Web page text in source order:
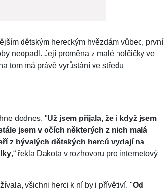
dětským hereckým hvězdám vůbec, první
neopadl. Její proměna z malé holčičky ve
tom má právě vyrůstání ve středu
dodnes. "Už jsem přijala, že i když jsem
jsem v očích některých z nich malá
z bývalých dětských herců vydají na
,“ řekla Dakota v rozhovoru pro internetový
všichni herci k ní byli přívětiví. "Od